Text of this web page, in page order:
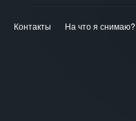
Контакты На что я снимаю?